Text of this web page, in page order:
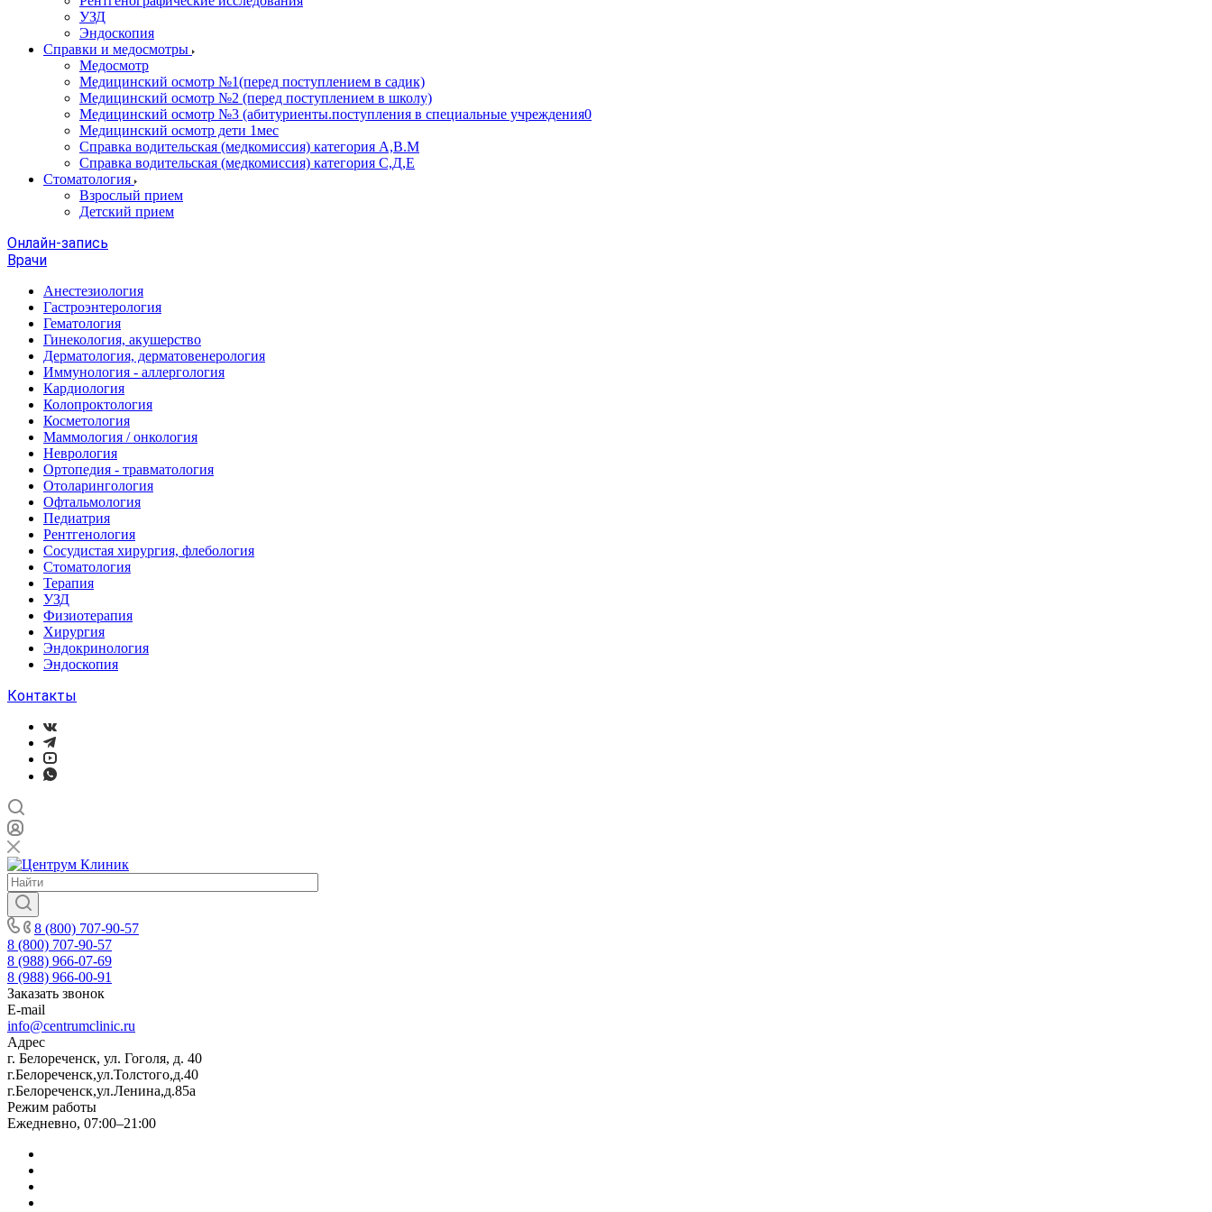
УЗД
Эндоскопия
Справки и медосмотры
Медосмотр
Медицинский осмотр №1(перед поступлением в садик)
Медицинский осмотр №2 (перед поступлением в школу)
Медицинский осмотр №3 (абитуриенты.поступления в специальные учреждения0
Медицинский осмотр дети 1мес
Справка водительская (медкомиссия) категория А,В.М
Справка водительская (медкомиссия) категория С,Д,Е
Стоматология
Взрослый прием
Детский прием
Онлайн-запись
Врачи
Анестезиология
Гастроэнтерология
Гематология
Гинекология, акушерство
Дерматология, дерматовенерология
Иммунология - аллергология
Кардиология
Колопроктология
Косметология
Маммология / онкология
Неврология
Ортопедия - травматология
Отоларингология
Офтальмология
Педиатрия
Рентгенология
Сосудистая хирургия, флебология
Стоматология
Терапия
УЗД
Физиотерапия
Хирургия
Эндокринология
Эндоскопия
Контакты
8 (800) 707-90-57
8 (800) 707-90-57
8 (988) 966-07-69
8 (988) 966-00-91
Заказать звонок
E-mail
info@centrumclinic.ru
Адрес
г. Белореченск, ул. Гоголя, д. 40
г.Белореченск,ул.Толстого,д.40
г.Белореченск,ул.Ленина,д.85а
Режим работы
Ежедневно, 07:00–21:00